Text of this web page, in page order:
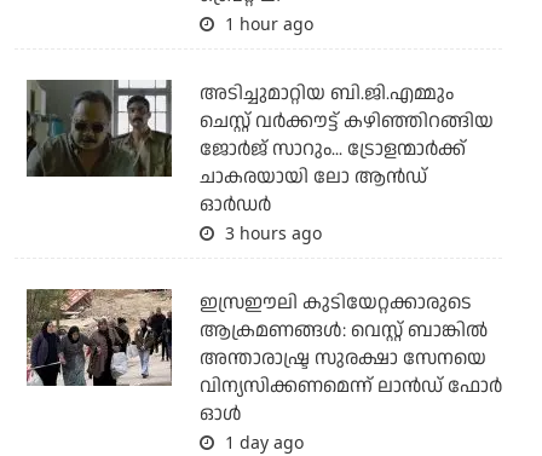
1 hour ago
അടിച്ചുമാറ്റിയ ബി.ജി.എമ്മും
ചെസ്റ്റ് വര്‍ക്കൗട്ട് കഴിഞ്ഞിറങ്ങിയ
ജോര്‍ജ് സാറും... ട്രോളന്മാര്‍ക്ക്
ചാകരയായി ലോ ആന്‍ഡ്
ഓര്‍ഡര്‍
3 hours ago
ഇസ്രഈലി കുടിയേറ്റക്കാരുടെ
ആക്രമണങ്ങള്‍: വെസ്റ്റ് ബാങ്കില്‍
അന്താരാഷ്ട്ര സുരക്ഷാ സേനയെ
വിന്യസിക്കണമെന്ന് ലാന്‍ഡ് ഫോര്‍
ഓള്‍
1 day ago